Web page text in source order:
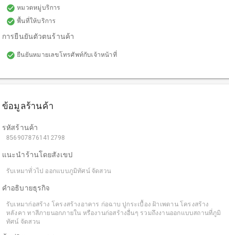
check_circle หมวดหมู่บริการ
check_circle พื้นที่ให้บริการ
การยืนยันตัวตนร้านค้า
check_circle ยืนยันหมายเลขโทรศัพท์กับเจ้าหน้าที่
ข้อมูลร้านค้า
รหัสร้านค้า
8569078761412798
แนะนำร้านโดยสังเขป
รับเหมาทั่วไป ออกแบบภูมิทัศน์ จัดสวน
คำอธิบายธุรกิจ
รับเหมาก่อสร้าง โครงสร้างอาคาร ก่อฉาบ ปูกระเบื้อง ฝ้าเพดาน โครงสร้าง
หลังคา ทาสีภายนอกภายใน หรืองานก่อสร้างอื่นๆ รวมถึงงานออกแบบสถานที่ภูมิ
ทัศน์ จัดสวน